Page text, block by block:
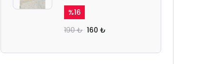
%16
190 ₺ 160 ₺